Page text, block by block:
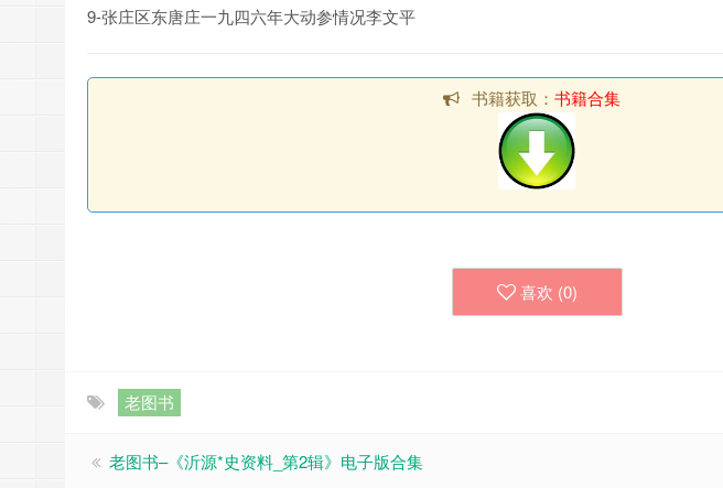
9-张庄区东唐庄一九四六年大动参情况李文平
书籍获取： 书籍合集
喜欢 (0)
老图书
老图书–《沂源*史资料_第2辑》电子版合集